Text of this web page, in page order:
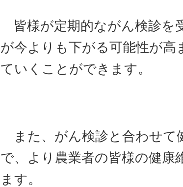
皆様が定期的ながん検診を
が今よりも下がる可能性が高
ていくことができます。
また、がん検診と合わせて
で、より農業者の皆様の健康
ます。